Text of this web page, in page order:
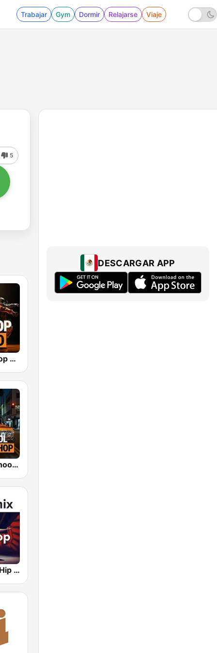
Trabajar Gym Dormir Relajarse Viaje
5
bigFM Hip-Hop Radio
bigFM Oldschool Rap & Hip-Hop
Hotmixradio Hip Hop
DESCARGAR APP